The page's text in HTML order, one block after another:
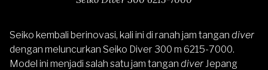
Seiko kembali berinovasi, kali ini di ranah jam tangan diver
dengan meluncurkan Seiko Diver 300 m 6215-7000.
Model ini menjadi salah satu jam tangan diver Jepang